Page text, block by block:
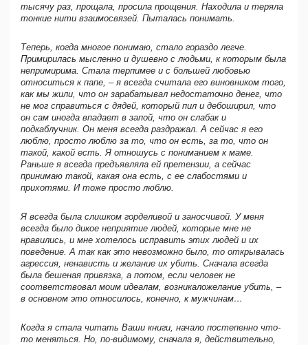
тысячу раз, прощала, просила прощения. Находила и теряла
тонкие нити взаимосвязей. Пыталась понимать.
Теперь, когда многое понимаю, стало гораздо легче.
Примирилась мысленно и душевно с людьми, к которым была
непримирима. Стала терпимее и с большей любовью
относиться к папе, – я всегда считала его виновником того,
как мы жили, что он зарабатывал недостаточно денег, что
не мог справиться с дядей, который пил и дебоширил, что
он сам иногда впадает в запой, что он слабак и
подкаблучник. Он меня всегда раздражал. А сейчас я его
люблю, просто люблю за то, что он есть, за то, что он
такой, какой есть. Я отношусь с пониманием к маме.
Раньше я всегда предъявляла ей претензии, а сейчас
принимаю такой, какая она есть, с ее слабостями и
прихотями. И тоже просто люблю.
Я всегда была слишком горделивой и заносчивой. У меня
всегда было дикое неприятие людей, которые мне не
нравились, и мне хотелось исправить этих людей и их
поведение. А так как это невозможно было, то открывалась
агрессия, ненависть и желание их убить. Сначала всегда
была бешеная привязка, а потом, если человек не
соответствовал моим идеалам, возникаложелание убить, –
в основном это относилось, конечно, к мужчинам…
Когда я стала читать Ваши книги, начало постепенно что-
то меняться. Но, по-видимому, сначала я, действительно,